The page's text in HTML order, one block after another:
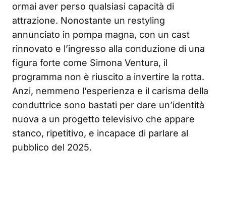
ormai aver perso qualsiasi capacità di
attrazione. Nonostante un restyling
annunciato in pompa magna, con un cast
rinnovato e l’ingresso alla conduzione di una
figura forte come Simona Ventura, il
programma non è riuscito a invertire la rotta.
Anzi, nemmeno l’esperienza e il carisma della
conduttrice sono bastati per dare un’identità
nuova a un progetto televisivo che appare
stanco, ripetitivo, e incapace di parlare al
pubblico del 2025.